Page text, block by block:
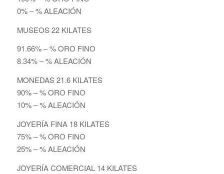
0% – % ALEACIÓN
MUSEOS 22 KILATES
91.66% – % ORO FINO
8.34% – % ALEACIÓN
MONEDAS 21.6 KILATES
90% – % ORO FINO
10% – % ALEACIÓN
JOYERÍA FINA 18 KILATES
75% – % ORO FINO
25% – % ALEACIÓN
JOYERÍA COMERCIAL 14 KILATES